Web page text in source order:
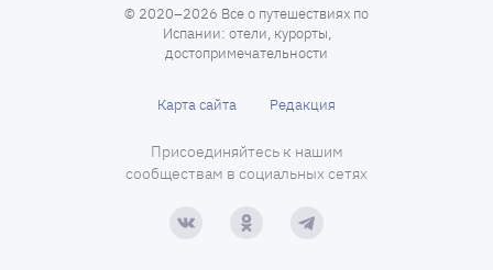
© 2020–2026 Все о путешествиях по
Испании: отели, курорты,
достопримечательности
Карта сайта Редакция
Присоединяйтесь к нашим
сообществам в социальных сетях